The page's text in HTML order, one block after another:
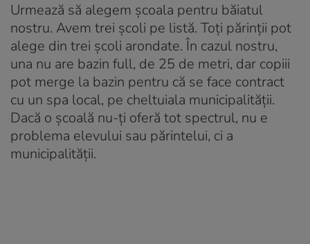
Urmează să alegem școala pentru băiatul
nostru. Avem trei școli pe listă. Toți părinții pot
alege din trei școli arondate. În cazul nostru,
una nu are bazin full, de 25 de metri, dar copiii
pot merge la bazin pentru că se face contract
cu un spa local, pe cheltuiala municipalității.
Dacă o școală nu-ți oferă tot spectrul, nu e
problema elevului sau părintelui, ci a
municipalității.